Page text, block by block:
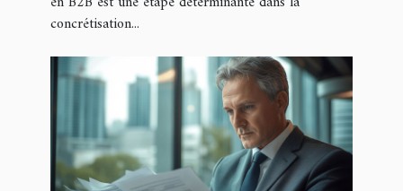
concrétisation...